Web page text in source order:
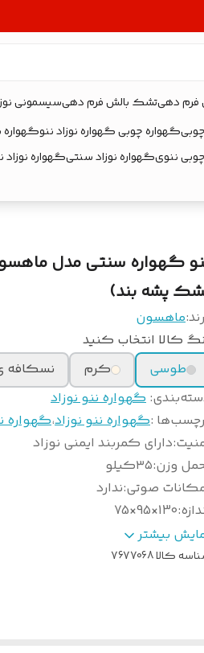
فرم دهیتشک بالش فرم دهیسیسمونی
گهواره چوبی گهواره نوزاد ننو
ننویگهواره نوزاد سنتیگهواره نوزاد
گهواره سنتی مدل
پشه بند)
ماهسون
کالا انتخاب کنید
طوسی
کرم
نسکافه
: گهواره ننو نوزاد
:گهواره ننو نوزاد،گهواره
:دارای کمربند ایمنی نوزاد
وزن:۳۵کیلو
صوتی:ندارد
:
130×95×75
سنی:از بدو تولد تا ۳ سالگی
تخت و گود
بیشتر
کالا7677068